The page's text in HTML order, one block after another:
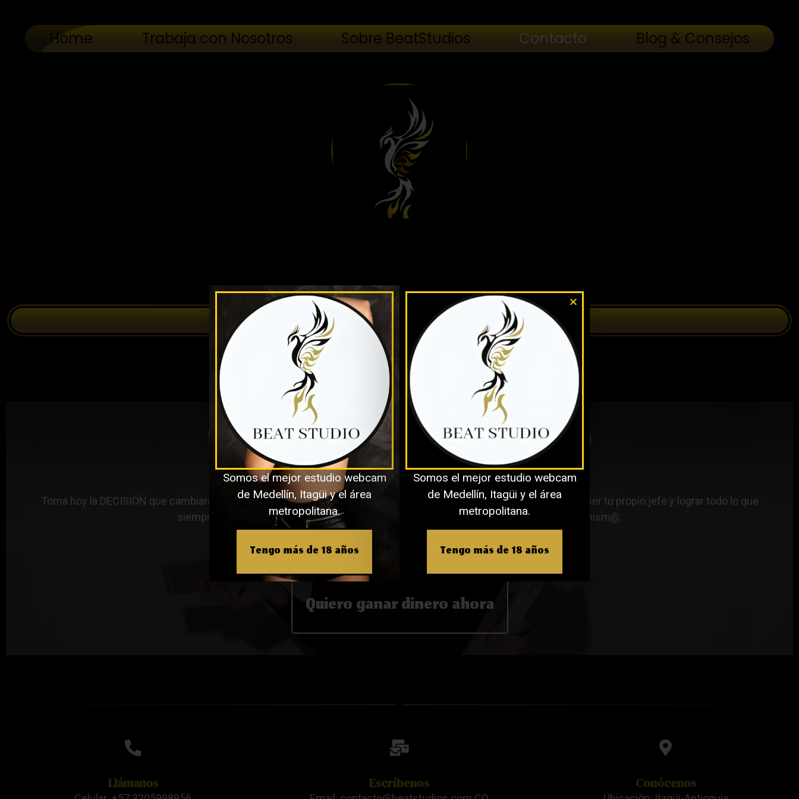
Home Trabaja con Nosotros Sobre BeatStudios Contacto Blog & Consejos
Obtener Una Entrevista.
BeatStudios
Descubre el camino hacia tu independencia financiera
transforma tu vida con disciplina y constancia
Toma hoy la DECISIÓN que cambiará tu vida para siempre: ingresos increíbles, estabilidad laboral, libertad financiera, ser tu propio jefe y lograr todo lo que
siempre te has propuesto. Todo esto es posible si trabajas con disciplina y crees en tí mism@.
Quiero ganar dinero ahora
Llámanos Escríbenos Conócenos
Somos el mejor estudio webcam
de Medellín, Itagüi y el área
metropolitana.
Tengo más de 18 años
Somos el mejor estudio webcam
de Medellín, Itagüi y el área
metropolitana.
Tengo más de 18 años